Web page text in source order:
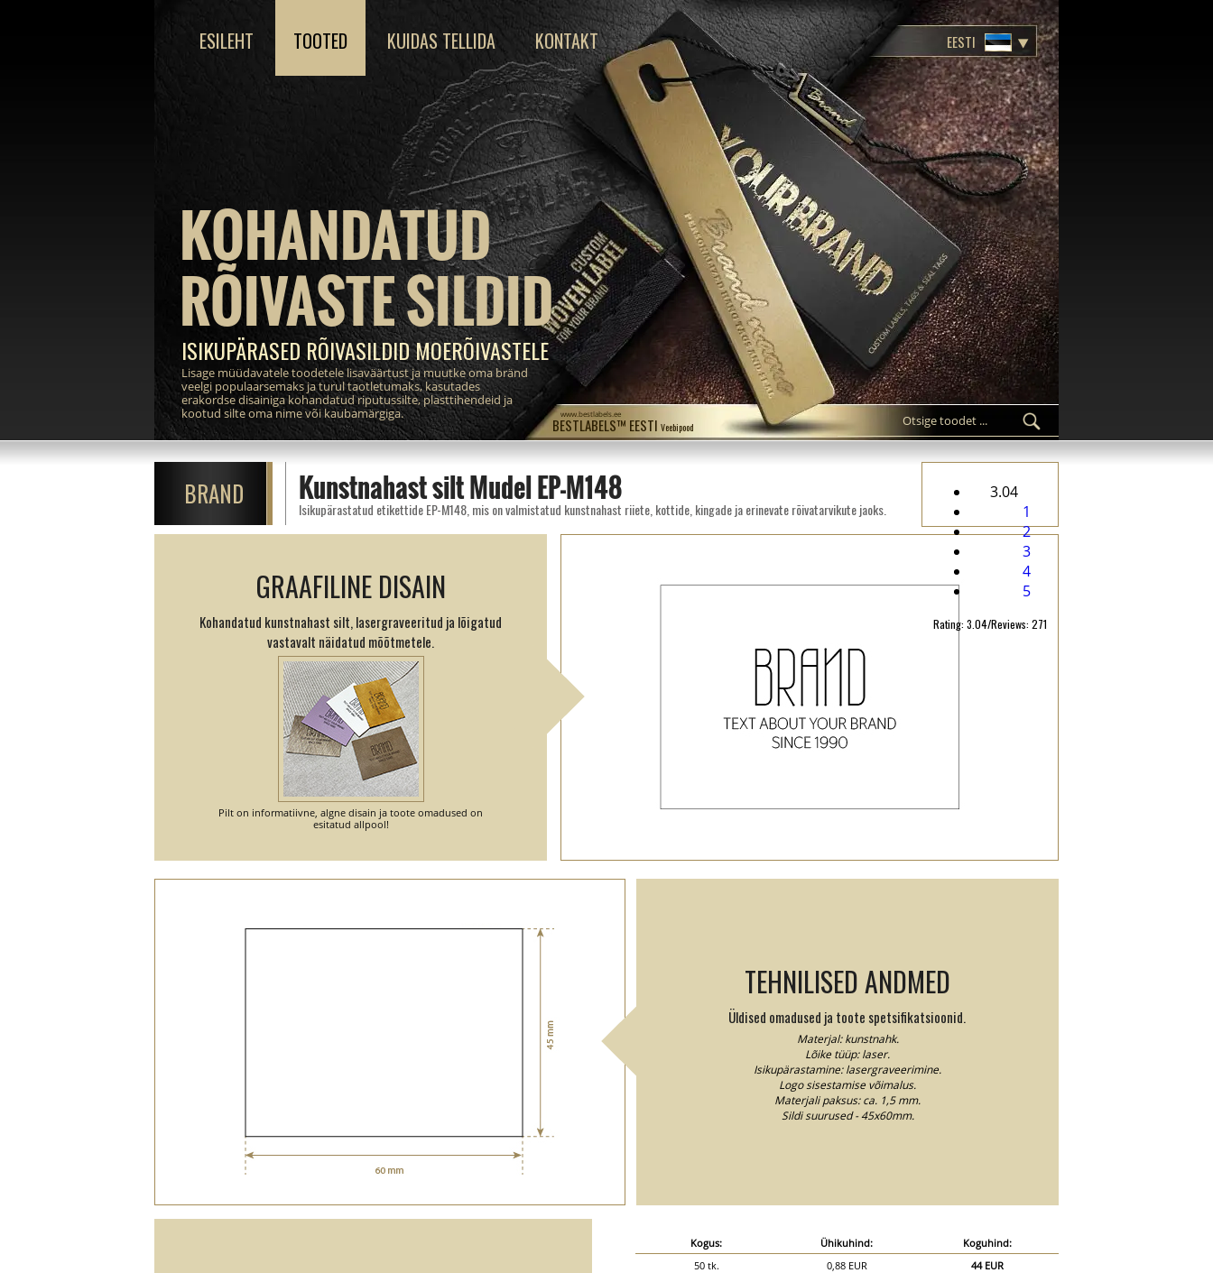
BESTLABELS™ EESTI Veebipood
www.bestlabels.ee
KOHANDATUD
RÕIVASTE SILDID
ISIKUPÄRASED RÕIVASILDID MOERÕIVASTELE
Lisage müüdavatele toodetele lisaväärtust ja muutke oma bränd
veelgi populaarsemaks ja turul taotletumaks, kasutades
erakordse disainiga kohandatud riputussilte, plasttihendeid ja
kootud silte oma nime või kaubamärgiga.
ESILEHT TOOTED KUIDAS TELLIDA KONTAKT EESTI
BRAND Kunstnahast silt Mudel EP-M148
Isikupärastatud etikettide EP-M148, mis on valmistatud kunstnahast riiete, kottide, kingade ja erinevate rõivatarvikute jaoks.
3.04
1
2
3
4
5
Rating: 3.04/Reviews: 271
GRAAFILINE DISAIN
Kohandatud kunstnahast silt, lasergraveeritud ja lõigatud
vastavalt näidatud mõõtmetele.
Pilt on informatiivne, algne disain ja toote omadused on
esitatud allpool!
TEHNILISED ANDMED
Üldised omadused ja toote spetsifikatsioonid.
Materjal: kunstnahk.
Lõike tüüp: laser.
Isikupärastamine: lasergraveerimine.
Logo sisestamise võimalus.
Materjali paksus: ca. 1,5 mm.
Sildi suurused - 45x60mm.
Kogus: Ühikuhind:
Koguhind:
50 tk.
0,88 EUR
44 EUR